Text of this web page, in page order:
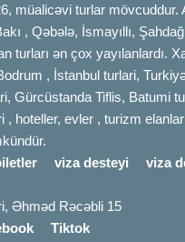
müalicəvi turlar mövcuddur.
, Qəbələ, İsmayıllı,
turları ən çox yayılanlardı.
, İstanbul turlari,
Gürcüstanda Tiflis, Batumi
, hoteller, evler , turizm
viza desteyi
viza
Əhməd Rəcəbli 15
Tiktok